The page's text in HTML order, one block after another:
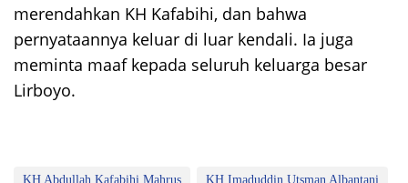
merendahkan KH Kafabihi, dan bahwa
pernyataannya keluar di luar kendali. Ia juga
meminta maaf kepada seluruh keluarga besar
Lirboyo.
KH Abdullah Kafabihi Mahrus KH Imaduddin Utsman Albantani